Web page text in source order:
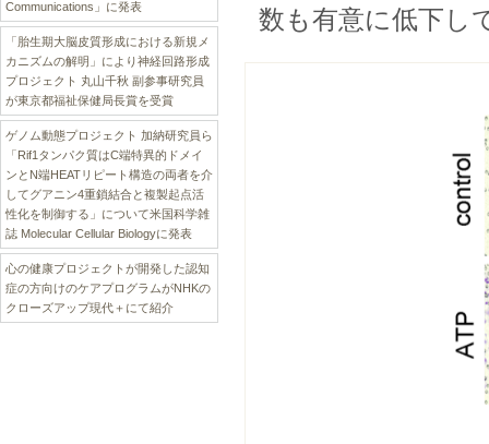
Communications」に発表
「胎生期大脳皮質形成における新規メ
カニズムの解明」により神経回路形成
プロジェクト 丸山千秋 副参事研究員
が東京都福祉保健局長賞を受賞
ゲノム動態プロジェクト 加納研究員ら
「Rif1タンパク質はC端特異的ドメイ
ンとN端HEATリピート構造の両者を介
してグアニン4重鎖結合と複製起点活
性化を制御する」について米国科学雑
誌 Molecular Cellular Biologyに発表
心の健康プロジェクトが開発した認知
症の方向けのケアプログラムがNHKの
クローズアップ現代＋にて紹介
数も有意に低下し